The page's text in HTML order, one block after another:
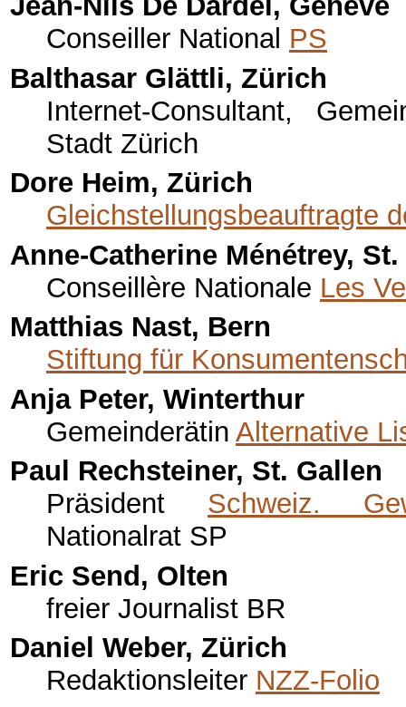
Conseiller National PS
Balthasar Glättli, Zürich
Internet-Consultant,
Stadt Zürich
Dore Heim, Zürich
Gleichstellungsbeauftragte
Anne-Catherine Ménétrey,
Conseillère Nationale Les
Matthias Nast, Bern
Stiftung für
Anja Peter, Winterthur
Gemeinderätin Alternative
Paul Rechsteiner, St. Gallen
Präsident Schweiz.
Nationalrat SP
Eric Send, Olten
freier Journalist BR
Daniel Weber, Zürich
Redaktionsleiter NZZ-Folio